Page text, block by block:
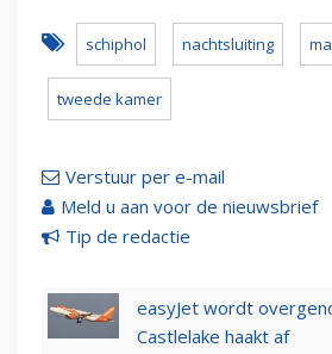
schiphol nachtsluiting
tweede kamer
Verstuur per e-mail
Meld u aan voor de nieuwsbrief
Tip de redactie
easyJet wordt
Castlelake haakt af